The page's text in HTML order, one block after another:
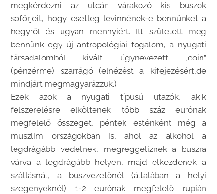
megkérdezni az utcán várakozó kis buszok
sofőrjeit, hogy esetleg levinnének-e bennünket a
hegyről és ugyan mennyiért. Itt született meg
bennünk egy új antropológiai fogalom, a nyugati
társadalomból kivált úgynevezett „coin”
(pénzérme) szarrágó (elnézést a kifejezésért,de
mindjárt megmagyarázzuk.)
Ezek azok a nyugati típusú utazók, akik
felszerelésre elköltenek több száz eurónak
megfelelő összeget, péntek esténként még a
muszlim országokban is, ahol az alkohol a
legdrágább vedelnek, megreggeliznek a buszra
várva a legdrágább helyen, majd elkezdenek a
szállásnál, a buszvezetőnél (általában a helyi
szegényeknél) 1-2 eurónak megfelelő rupián